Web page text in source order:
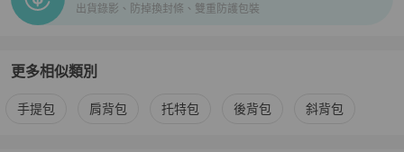
出貨錄影、防掉換封條、雙重防護包裝
更多相似類別
更多Celine 女包相似商品推薦
手提包 肩背包 托特包 後背包 斜背包